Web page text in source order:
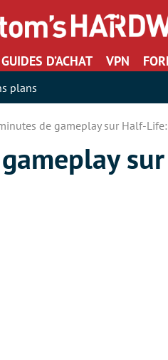
GUIDES D’ACHAT VPN
plans
de gameplay sur Half-